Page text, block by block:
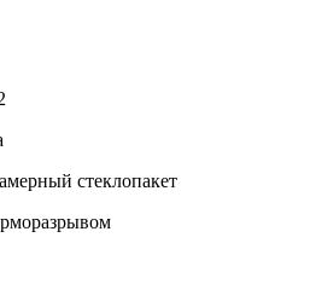
стеклопакет